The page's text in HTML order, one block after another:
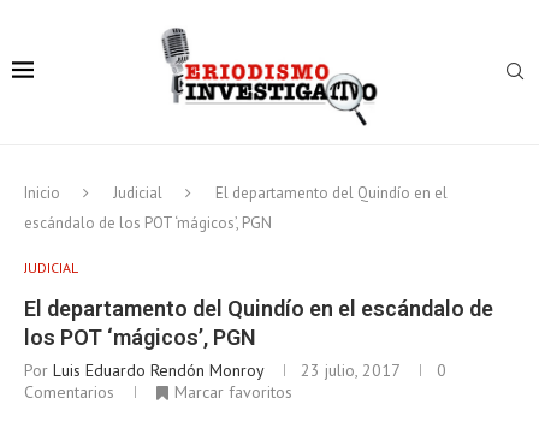
Inicio Judicial
El departamento del Quindío en el
escándalo de los POT ‘mágicos’, PGN
JUDICIAL
El departamento del Quindío en el escándalo de
los POT ‘mágicos’, PGN
Por Luis Eduardo Rendón Monroy 23 julio, 2017
0
Comentarios
Marcar favoritos